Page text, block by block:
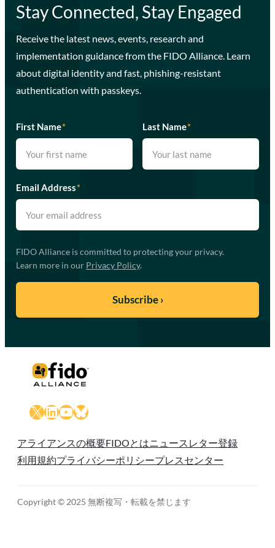
Stay Connected, Stay Engaged
Receive the latest news, events, research and
implementation guidance from the FIDO Alliance. Learn
about digital identity and fast, phishing-resistant
authentication with passkeys.
First Name* Last Name*
Email Address*
FIDO Alliance is committed to protecting your privacy.
Learn more in our Privacy Policy.
X LinkedIn
YouTube
Bluesky
アライアンスの概要FIDOとは ニュースレター登録
利用規約プライバシーポリシープレスセンター
Copyright © 2025 無断複写・転載を禁じます